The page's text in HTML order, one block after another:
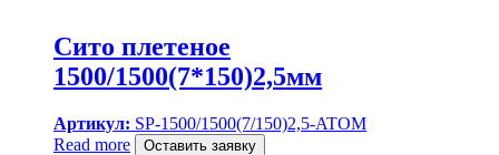
Сито плетеное
1500/1500(7*150)2,5мм
Артикул: SP-1500/1500(7/150)2,5-ATOM
Read more
Оставить заявку